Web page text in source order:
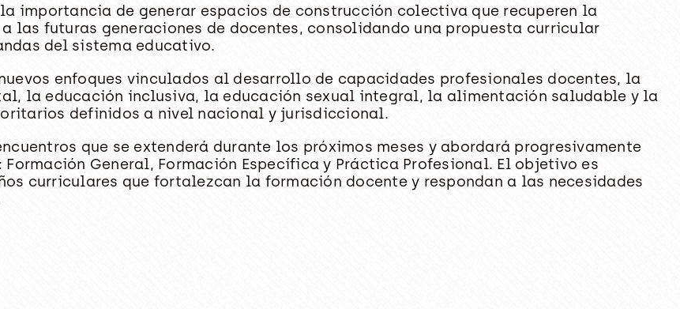
importancia de generar espacios de construcción colectiva que recuperen la
las futuras generaciones de docentes, consolidando una propuesta curricular
del sistema educativo.
enfoques vinculados al desarrollo de capacidades profesionales docentes, la
la educación inclusiva, la educación sexual integral, la alimentación saludable y la
definidos a nivel nacional y jurisdiccional.
que se extenderá durante los próximos meses y abordará progresivamente
General, Formación Específica y Práctica Profesional. El objetivo es
curriculares que fortalezcan la formación docente y respondan a las necesidades